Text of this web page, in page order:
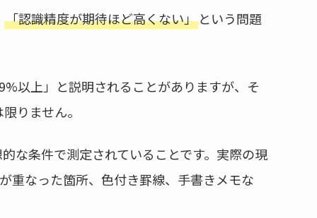
「認識精度が期待ほど高くない」という問題
以上」と説明されることがありますが、そ
りません。
な条件で測定されていることです。実際の現
重なった箇所、色付き罫線、手書きメモな